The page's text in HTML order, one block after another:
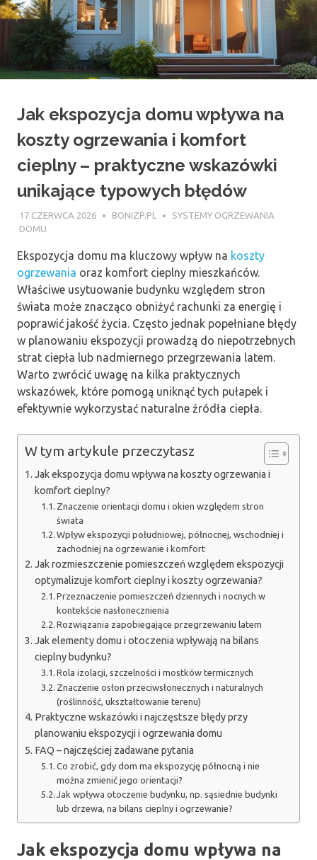
Jak ekspozycja domu wpływa na
koszty ogrzewania i komfort
cieplny – praktyczne wskazówki
unikające typowych błędów
17 CZERWCA 2026 BONIZP.PL
SYSTEMY OGRZEWANIA
DOMU
Ekspozycja domu ma kluczowy wpływ na koszty
ogrzewania oraz komfort cieplny mieszkańców.
Właściwe usytuowanie budynku względem stron
świata może znacząco obniżyć rachunki za energię i
poprawić jakość życia. Często jednak popełniane błędy
w planowaniu ekspozycji prowadzą do niepotrzebnych
strat ciepła lub nadmiernego przegrzewania latem.
Warto zwrócić uwagę na kilka praktycznych
wskazówek, które pomogą uniknąć tych pułapek i
efektywnie wykorzystać naturalne źródła ciepła.
W tym artykule przeczytasz
Jak ekspozycja domu wpływa na koszty ogrzewania i
komfort cieplny?
Znaczenie orientacji domu i okien względem stron
świata
Wpływ ekspozycji południowej, północnej, wschodniej i
zachodniej na ogrzewanie i komfort
Jak rozmieszczenie pomieszczeń względem ekspozycji
optymalizuje komfort cieplny i koszty ogrzewania?
Przeznaczenie pomieszczeń dziennych i nocnych w
kontekście nasłonecznienia
Rozwiązania zapobiegające przegrzewaniu latem
Jak elementy domu i otoczenia wpływają na bilans
cieplny budynku?
Rola izolacji, szczelności i mostków termicznych
Znaczenie osłon przeciwsłonecznych i naturalnych
(roślinność, ukształtowanie terenu)
Praktyczne wskazówki i najczęstsze błędy przy
planowaniu ekspozycji i ogrzewania domu
FAQ – najczęściej zadawane pytania
Co zrobić, gdy dom ma ekspozycję północną i nie
można zmienić jego orientacji?
Jak wpływa otoczenie budynku, np. sąsiednie budynki
lub drzewa, na bilans cieplny i ogrzewanie?
Jak ekspozycja domu wpływa na